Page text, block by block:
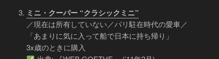
ミニ・クーパー “クラシックミニ”
／現在は所有していない／パリ駐在時代の愛車／
「あまりに気に入って船で日本に持ち帰り」
3x歳のときに購入